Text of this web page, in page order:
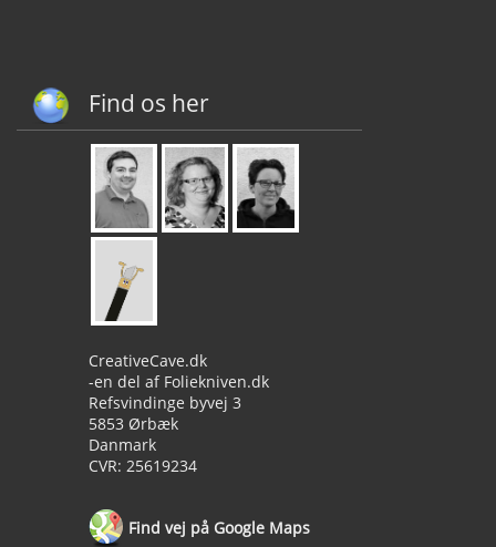
Find os her
CreativeCave.dk
-en del af Foliekniven.dk
Refsvindinge byvej 3
5853 Ørbæk
Danmark
CVR: 25619234
Find vej på Google Maps